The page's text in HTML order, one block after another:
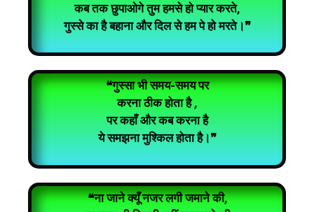
कब तक छुपाओगे तुम हमसे हो प्यार करते,
गुस्से का है बहाना और दिल से हम पे हो मरते।❞
❝गुस्सा भी समय-समय पर
करना ठीक होता है ,
पर कहाँ और कब करना है
ये समझना मुश्किल होता है।❞
❝ना जाने क्यूँ नजर लगी जमाने की,